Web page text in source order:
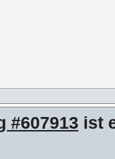
#607913 ist